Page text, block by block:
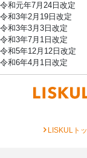
令和元年7月24日改定
令和3年2月19日改定
令和3年3月3日改定
令和3年7月1日改定
令和5年12月12日改定
令和6年4月1日改定
chevron_rightLISKULト